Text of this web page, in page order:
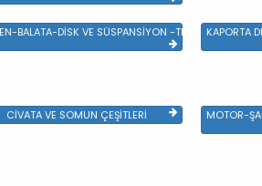
BALATA-DİSK VE SÜSPANSİYON -TEKER ÖN-ARKA
KAPORTA
SAC AKSAM
CİVATA VE SOMUN ÇEŞİTLERİ MOTOR-